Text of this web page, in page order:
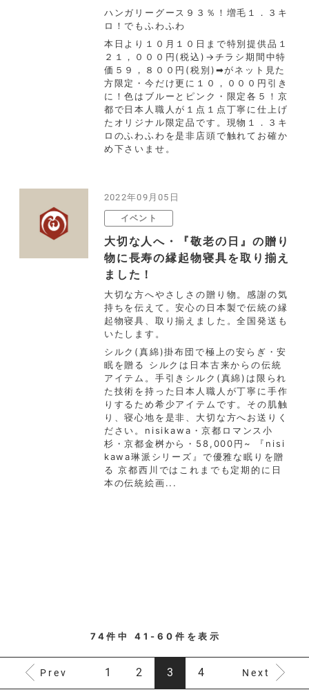
ハンガリーグース９３％！増毛１．３キ
ロ！でもふわふわ
本日より１０月１０日まで特別提供品１
２１，０００円(税込)→チラシ期間中特
価５９，８００円(税別)➡がネット見た
方限定・今だけ更に１０，０００円引き
に！色はブルーとピンク・限定各５！京
都で日本人職人が１点１点丁寧に仕上げ
たオリジナル限定品です。現物１．３キ
ロのふわふわを是非店頭で触れてお確か
め下さいませ。
2022年09月05日
イベント
大切な人へ・『敬老の日』の贈り
物に長寿の縁起物寝具を取り揃え
ました！
大切な方へやさしさの贈り物。感謝の気
持ちを伝えて。安心の日本製で伝統の縁
起物寝具、取り揃えました。全国発送も
いたします。
シルク(真綿)掛布団で極上の安らぎ・安
眠を贈る シルクは日本古来からの伝統
アイテム。手引きシルク(真綿)は限られ
た技術を持った日本人職人が丁寧に手作
りするため希少アイテムです。その肌触
り、寝心地を是非、大切な方へお送りく
ださい。nisikawa・京都ロマンス小
杉・京都金桝から・58,000円~ 『nisi
kawa琳派シリーズ』で優雅な眠りを贈
る 京都西川ではこれまでも定期的に日
本の伝統絵画...
74件中 41-60件を表示
Prev 1 2 3 4 Next